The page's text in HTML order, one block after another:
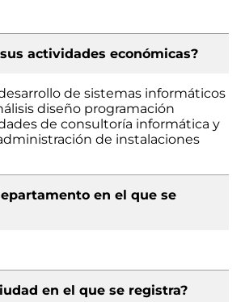
actividades económicas?
de sistemas informáticos
diseño programación
de consultoría informática y
de instalaciones
en el que se
en el que se registra?